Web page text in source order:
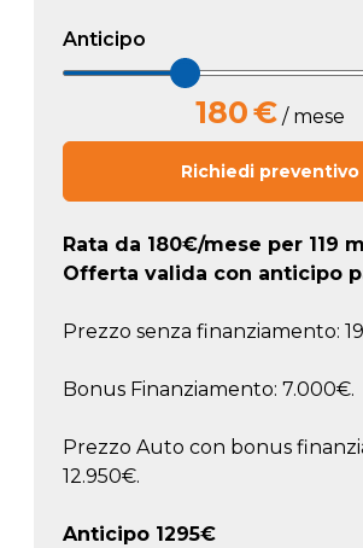
Anticipo
180€ / mese
Richiedi preventivo
Rata da 180€/mese per 119
Offerta valida con anticipo
Prezzo senza finanziamento:
Bonus Finanziamento: 7.000€.
Prezzo Auto con bonus
12.950€.
Anticipo 1295€